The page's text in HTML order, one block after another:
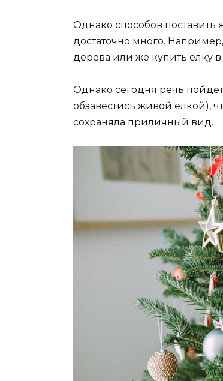
Однако способов
достаточно много.
дерева или же купить елку
Однако сегодня речь
обзавестись живой елкой),
сохраняла приличный вид.